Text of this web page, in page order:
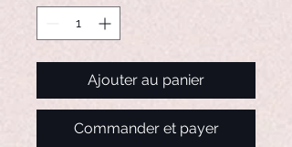
Ajouter au panier
Commander et payer